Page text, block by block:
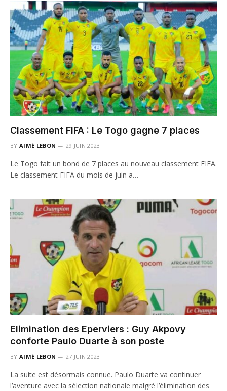
Classement FIFA : Le Togo gagne 7 places
BY AIMÉ LEBON 29 JUIN 2023
Le Togo fait un bond de 7 places au nouveau classement FIFA.
Le classement FIFA du mois de juin a…
Elimination des Eperviers : Guy Akpovy
conforte Paulo Duarte à son poste
BY AIMÉ LEBON 27 JUIN 2023
La suite est désormais connue. Paulo Duarte va continuer
l’aventure avec la sélection nationale malgré l’élimination des